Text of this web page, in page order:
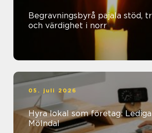
Begravningsbyrå pajala stöd, trygghet
och värdighet i norr
05. juli 2026
Hyra lokal som företag:
Mölndal